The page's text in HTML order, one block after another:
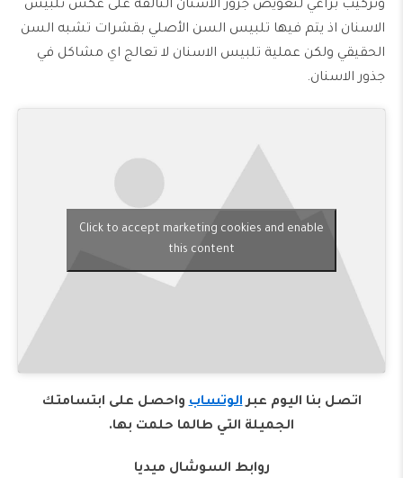
وتركيب براغي لتعويض جزور الاسنان التالفة على عكس تلبيس
الاسنان اذ يتم فيها تلبيس السن الأصلي بقشرات تشبه السن
الحقيقي ولكن عملية تلبيس الاسنان لا تعالج اي مشاكل في
جذور الاسنان.
Click to accept marketing cookies and enable
this content
اتصل بنا اليوم عبرالوتساب واحصل على ابتسامتك
الجميلة التي طالما حلمت بها.
روابط السوشال ميديا